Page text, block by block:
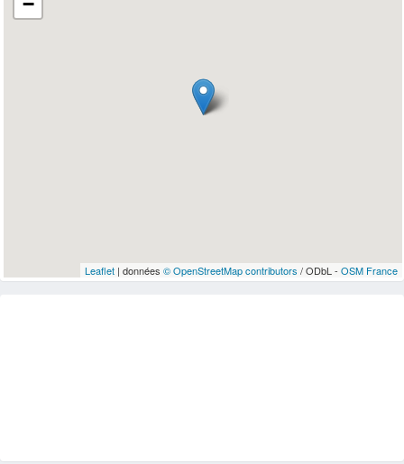
Leaflet| données © OpenStreetMap contributors / ODbL - OSM France